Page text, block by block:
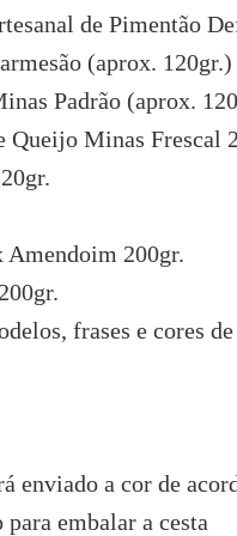
de Pimentão
(aprox. 120gr.)
Padrão (aprox.
Queijo Minas Frescal
200gr.
frases e cores
enviado a cor de
embalar a cesta